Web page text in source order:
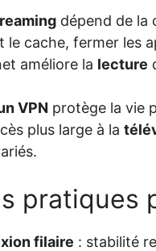
dépend de la
le cache, fermer les
améliore la lecture
VPN protège la vie
plus large à la
pratiques
filaire : stabilité